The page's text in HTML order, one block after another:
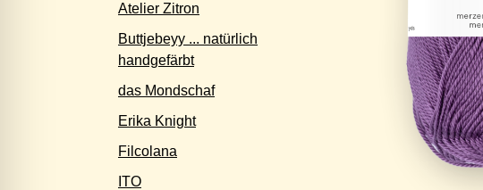
Atelier Zitron
Buttjebeyy ... natürlich
handgefärbt
das Mondschaf
Erika Knight
Filcolana
ITO